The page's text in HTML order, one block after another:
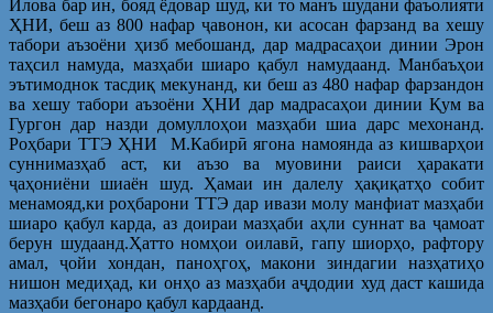
Илова бар ин, бояд ёдовар шуд, ки то манъ шудани фаъолияти
ҲНИ, беш аз 800 нафар ҷавонон, ки асосан фарзанд ва хешу
табори аъзоёни ҳизб мебошанд, дар мадрасаҳои динии Эрон
таҳсил намуда, мазҳаби шиаро қабул намудаанд. Манбаъҳои
эътимоднок тасдиқ мекунанд, ки беш аз 480 нафар фарзандон
ва хешу табори аъзоёни ҲНИ дар мадрасаҳои динии Қум ва
Гургон дар назди домуллоҳои мазҳаби шиа дарс мехонанд.
Роҳбари ТТЭ ҲНИ М.Кабирӣ ягона намоянда аз кишварҳои
суннимазҳаб аст, ки аъзо ва муовини раиси ҳаракати
ҷаҳониёни шиаён шуд. Ҳамаи ин далелу ҳақиқатҳо собит
менамояд,ки роҳбарони ТТЭ дар ивази молу манфиат мазҳаби
шиаро қабул карда, аз доираи мазҳаби аҳли суннат ва ҷамоат
берун шудаанд.Ҳатто номҳои оилавӣ, гапу шиорҳо, рафтору
амал, ҷойи хондан, паноҳгоҳ, макони зиндагии назҳатиҳо
нишон медиҳад, ки онҳо аз мазҳаби аҷдодии худ даст кашида
мазҳаби бегонаро қабул кардаанд.